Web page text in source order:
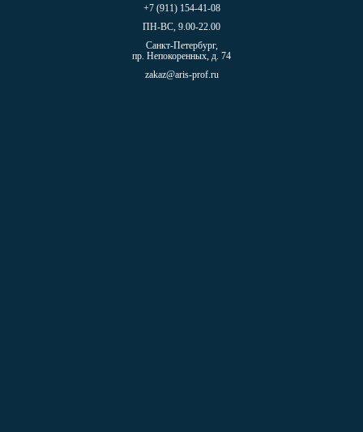
+7 (911) 154-41-08
ПН-ВС, 9.00-22.00
Санкт-Петербург,
пр. Непокоренных, д. 74
zakaz@aris-prof.ru